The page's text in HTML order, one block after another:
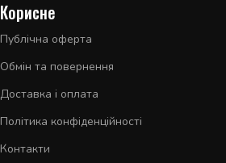
Корисне
Публічна оферта
Обмін та повернення
Доставка і оплата
Політика конфіденційності
Контакти